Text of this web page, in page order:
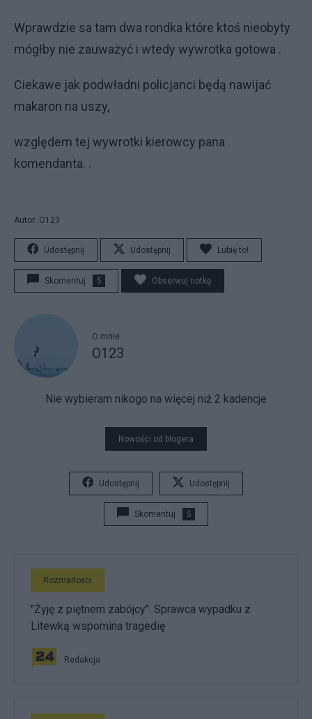
Wprawdzie sa tam dwa rondka które ktoś nieobyty
mógłby nie zauważyć i wtedy wywrotka gotowa .
Ciekawe jak podwładni policjanci będą nawijać
makaron na uszy,
względem tej wywrotki kierowcy pana
komendanta. .
Autor: O123
Udostępnij Udostępnij Lubię to!
Skomentuj 5 Obserwuj notkę
O mnie
O123
Nie wybieram nikogo na więcej niż 2 kadencje
Nowości od blogera
Udostępnij Udostępnij
Skomentuj 5
Rozmaitości
"Żyję z piętnem zabójcy". Sprawca wypadku z
Litewką wspomina tragedię
Redakcja